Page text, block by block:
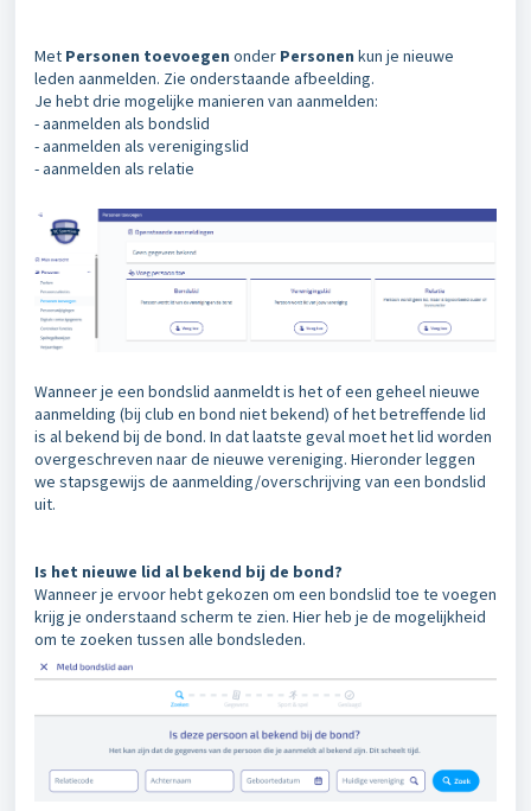
Met Personen toevoegen onder Personen kun je nieuwe
leden aanmelden. Zie onderstaande afbeelding.
Je hebt drie mogelijke manieren van aanmelden:
- aanmelden als bondslid
- aanmelden als verenigingslid
- aanmelden als relatie
Wanneer je een bondslid aanmeldt is het of een geheel nieuwe
aanmelding (bij club en bond niet bekend) of het betreffende lid
is al bekend bij de bond. In dat laatste geval moet het lid worden
overgeschreven naar de nieuwe vereniging. Hieronder leggen
we stapsgewijs de aanmelding/overschrijving van een bondslid
uit.
Is het nieuwe lid al bekend bij de bond?
Wanneer je ervoor hebt gekozen om een bondslid toe te voegen
krijg je onderstaand scherm te zien. Hier heb je de mogelijkheid
om te zoeken tussen alle bondsleden.